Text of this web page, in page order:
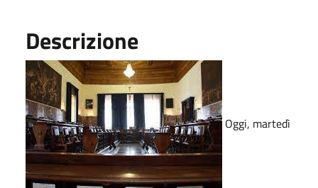
Descrizione
Oggi, martedì